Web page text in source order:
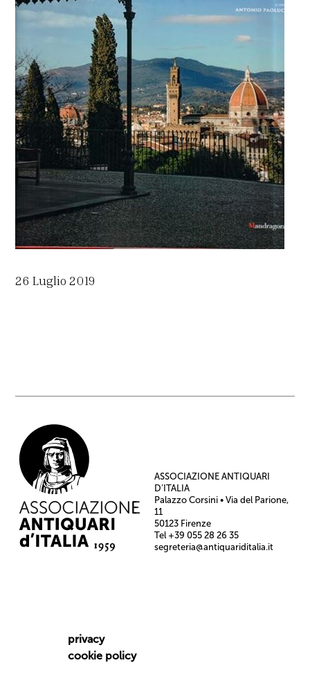
26 Luglio 2019
ASSOCIAZIONE ANTIQUARI
D’ITALIA
Palazzo Corsini • Via del Parione,
11
50123 Firenze
Tel +39 055 28 26 35
segreteria@antiquariditalia.it
privacy
cookie policy